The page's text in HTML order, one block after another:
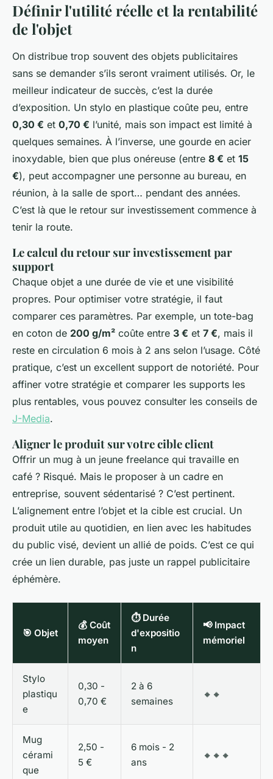
Définir l'utilité réelle et la rentabilité
de l'objet
On distribue trop souvent des objets publicitaires
sans se demander s’ils seront vraiment utilisés. Or, le
meilleur indicateur de succès, c’est la durée
d’exposition. Un stylo en plastique coûte peu, entre
0,30 € et 0,70 € l’unité, mais son impact est limité à
quelques semaines. À l’inverse, une gourde en acier
inoxydable, bien que plus onéreuse (entre 8 € et 15
€), peut accompagner une personne au bureau, en
réunion, à la salle de sport… pendant des années.
C’est là que le retour sur investissement commence à
tenir la route.
Le calcul du retour sur investissement par
support
Chaque objet a une durée de vie et une visibilité
propres. Pour optimiser votre stratégie, il faut
comparer ces paramètres. Par exemple, un tote-bag
en coton de 200 g/m² coûte entre 3 € et 7 €, mais il
reste en circulation 6 mois à 2 ans selon l’usage. Côté
pratique, c’est un excellent support de notoriété. Pour
affiner votre stratégie et comparer les supports les
plus rentables, vous pouvez consulter les conseils de
J-Media.
Aligner le produit sur votre cible client
Offrir un mug à un jeune freelance qui travaille en
café ? Risqué. Mais le proposer à un cadre en
entreprise, souvent sédentarisé ? C’est pertinent.
L’alignement entre l’objet et la cible est crucial. Un
produit utile au quotidien, en lien avec les habitudes
du public visé, devient un allié de poids. C’est ce qui
crée un lien durable, pas juste un rappel publicitaire
éphémère.
🎯 Objet
💰 Coût
moyen
⏱️ Durée
d'expositio
n
📢 Impact
mémoriel
Stylo
plastiqu
e
0,30 -
0,70 €
2 à 6
semaines
🔸🔸
Mug
cérami
que
2,50 -
5 €
6 mois - 2
ans
🔸🔸🔸